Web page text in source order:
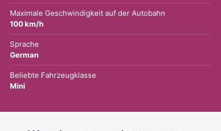
Maximale Geschwindigkeit auf der Autobahn
100 km/h
Sprache
German
Beliebte Fahrzeugklasse
Mini